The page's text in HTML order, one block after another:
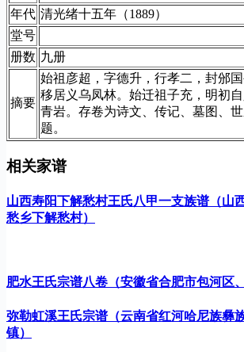
年代 清光绪十五年（1889）
堂号
册数 九册
摘要
始祖彦超，字德升，行孝二，封邠
移居义乌凤林。始迁祖子充，明初
青岩。存卷为诗文、传记、墓图、
题。
相关家谱
山西寿阳下解愁村王氏八甲一支族谱（山
愁乡下解愁村）
肥水王氏宗谱八卷（安徽省合肥市包河区
弥勒虹溪王氏宗谱（云南省红河哈尼族彝
镇）